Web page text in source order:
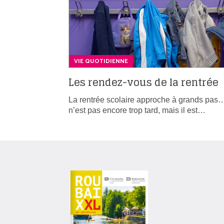
VIE QUOTIDIENNE
Les rendez-vous de la rentrée
La rentrée scolaire approche à grands
n’est pas encore trop tard, mais il est…